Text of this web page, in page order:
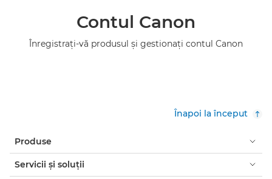
Contul Canon
Înregistraţi-vă produsul şi gestionaţi contul Canon
Înapoi la început
Produse
Servicii şi soluţii